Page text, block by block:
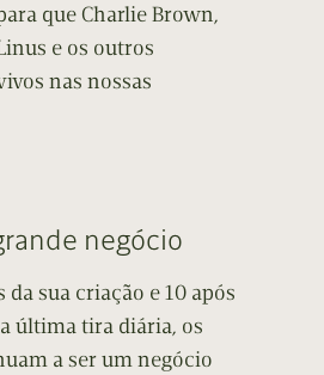
que Charlie Brown,
e os outros
nas nossas
negócio
da sua criação e 10 após
última tira diária, os
a ser um negócio